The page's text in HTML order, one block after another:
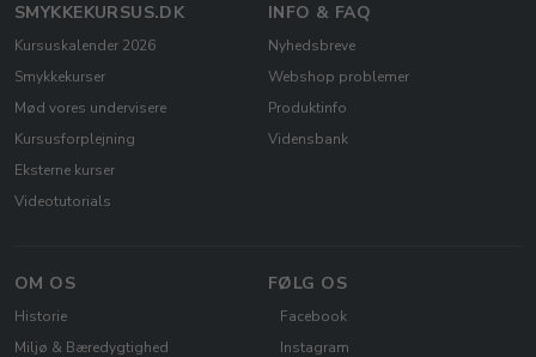
SMYKKEKURSUS.DK
Kursuskalender 2026
Smykkekurser
Mød vores undervisere
Kursusforplejning
Eksterne kurser
Videotutorials
INFO & FAQ
Nyhedsbreve
Webshop problemer
Produktinfo
Vidensbank
OM OS
Historie
Miljø & Bæredygtighed
FØLG OS
Facebook
Instagram